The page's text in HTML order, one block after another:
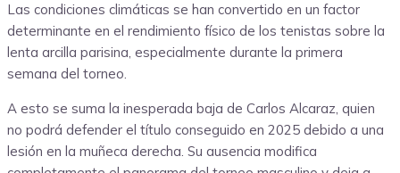
Las condiciones climáticas se han convertido en un factor
determinante en el rendimiento físico de los tenistas sobre la
lenta arcilla parisina, especialmente durante la primera
semana del torneo.
A esto se suma la inesperada baja de Carlos Alcaraz, quien
no podrá defender el título conseguido en 2025 debido a una
lesión en la muñeca derecha. Su ausencia modifica